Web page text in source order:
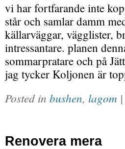
vi har fortfarande inte
står och samlar damm
källarväggar, vägglister,
intressantare. planen
sommarpratare och på
jag tycker Koljonen är
Posted in bushen, lagom |
Renovera mera